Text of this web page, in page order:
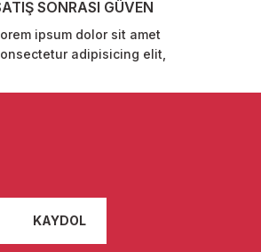
SONRASI GÜVEN
ipsum dolor sit amet
adipisicing elit,
KAYDOL